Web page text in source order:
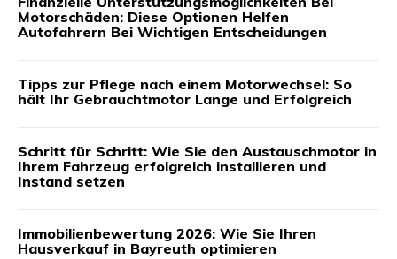
Motorschäden: Diese Optionen Helfen
Autofahrern Bei Wichtigen Entscheidungen
Tipps zur Pflege nach einem Motorwechsel: So
hält Ihr Gebrauchtmotor Lange und Erfolgreich
Schritt für Schritt: Wie Sie den Austauschmotor in
Ihrem Fahrzeug erfolgreich installieren und
Instand setzen
Immobilienbewertung 2026: Wie Sie Ihren
Hausverkauf in Bayreuth optimieren